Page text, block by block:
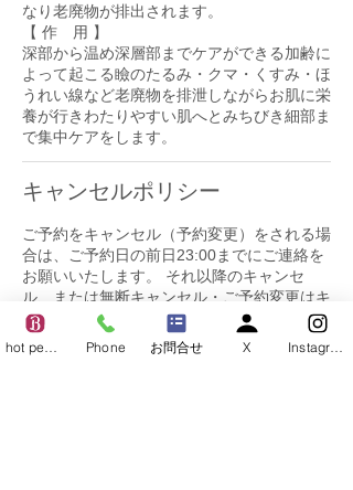
なり老廃物が排出されます。
【 作 用 】
深部から温め深層部までケアができる加齢に
よって起こる瞼のたるみ・クマ・くすみ・ほ
うれい線など老廃物を排泄しながらお肌に栄
養が行きわたりやすい肌へとみちびき細部ま
キャンセルポリシー
ご予約をキャンセル（予約変更）をされる場
合は、ご予約日の前日23:00までにご連絡を
お願いいたします。 それ以降のキャンセ
ル、または無断キャンセル・ご予約変更はキ
ャンセル料が発生いたします。
ご予約のキャンセル、変更が度重なるお客様
につきましては、次回からのご予約をお受け
Phone お問合せ X